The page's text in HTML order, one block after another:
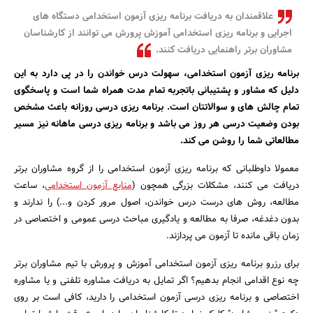
بانک، بیمه و سرمایه
علاقمندان به دریافت برنامه ریزی آزمون استخدامی دستگاه های
اجرایی و برنامه ریزی استخدامی آموزش پرورش می توانند از کارشناسان
مشاوران برتر راهنمایی دریافت کنند.
برنامه ریزی آزمون استخدامی، سهولت درس خواندن را در پی دارد به این
دلیل که مشاور و پشتیبانی باتجربه تمام مدت همراه شما است و پاسخگوی
تمام چالش های و سوالاتتان است. برنامه ریزی درسی روزانه باعث مشخص
بودن وضعیت درسی هر روز می باشد و برنامه ریزی درسی ماهانه نیز مسیر
مطالعاتی شما را روشن می کند.
معمولا داوطلبانی که برنامه ریزی آزمون استخدامی را از گروه مشاوران برتر
دریافت می کنند، مشکلات بزرگی همچون (منابع آزمون استخدامی، ساعت
مطالعه، روش های درست درس خواندن، اصول مرور کردن و...) را ندارند و
بدون دغدغه، صرفا به مطالعه و یادگیری مباحث درسی عمومی و اختصاصی در
زمان باقی مانده تا آزمون می پردازند.
برای رزرو برنامه ریزی آزمون استخدامی آموزش و پرورش با تیم مشاوران برتر
چه نوع اقدامی انجام بدهیم؟ اگر تمایل به دریافت مشاوره تلفنی و یا مشاوره
اختصاصی و برنامه ریزی درسی آزمون استخدامی را دارید، کافی است بر روی